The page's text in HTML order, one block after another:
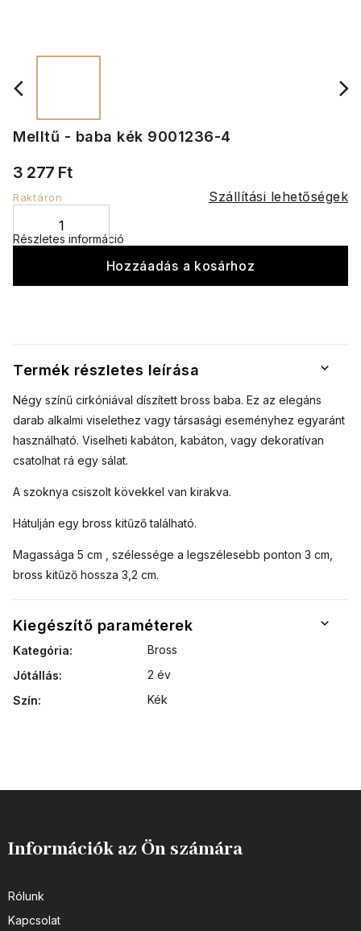
Melltű - baba kék 9001236-4
3 277 Ft
Raktáron Szállítási lehetőségek
Hozzáadás a kosárhoz
Részletes információ
Termék részletes leírása
Négy színű cirkóniával díszített bross baba. Ez az elegáns
darab alkalmi viselethez vagy társasági eseményhez egyaránt
használható. Viselheti kabáton, kabáton, vagy dekoratívan
csatolhat rá egy sálat.
A szoknya csiszolt kövekkel van kirakva.
Hátulján egy bross kitűző található.
Magassága 5 cm , szélessége a legszélesebb ponton 3 cm,
bross kitűző hossza 3,2 cm.
Kiegészítő paraméterek
Kategória:
Bross
Jótállás:
2 év
Szín: Kék
Információk az Ön számára
Rólunk
Kapcsolat